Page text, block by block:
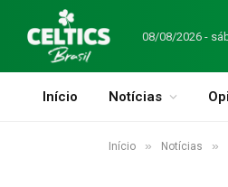
08/08/2026 -
Início Notícias
Início » Notícias »